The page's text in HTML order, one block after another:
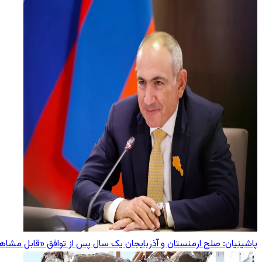
پاشینیان: صلح ارمنستان و آذربایجان یک سال پس از توافق «قابل